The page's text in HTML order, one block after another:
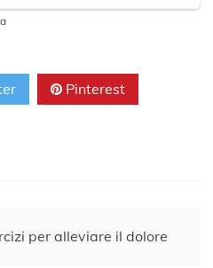
Pinterest
per alleviare il dolore